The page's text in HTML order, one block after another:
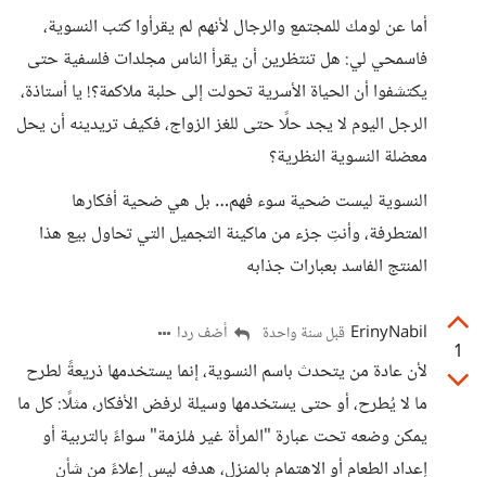
أما عن لومك للمجتمع والرجال لأنهم لم يقرأوا كتب النسوية،
فاسمحي لي: هل تنتظرين أن يقرأ الناس مجلدات فلسفية حتى
يكتشفوا أن الحياة الأسرية تحولت إلى حلبة ملاكمة؟! يا أستاذة،
الرجل اليوم لا يجد حلًا حتى للغز الزواج، فكيف تريدينه أن يحل
معضلة النسوية النظرية؟
النسوية ليست ضحية سوء فهم… بل هي ضحية أفكارها
المتطرفة، وأنتِ جزء من ماكينة التجميل التي تحاول بيع هذا
المنتج الفاسد بعبارات جذابه
1
ErinyNabil قبل سنة واحدة أضف ردا
لأن عادة من يتحدث باسم النسوية، إنما يستخدمها ذريعةً لطرح
ما لا يُطرح، أو حتى يستخدمها وسيلة لرفض الأفكار، مثلًا: كل ما
يمكن وضعه تحت عبارة "المرأة غير مُلزمة" سواءً بالتربية أو
إعداد الطعام أو الاهتمام بالمنزل، هدفه ليس إعلاءً من شأن